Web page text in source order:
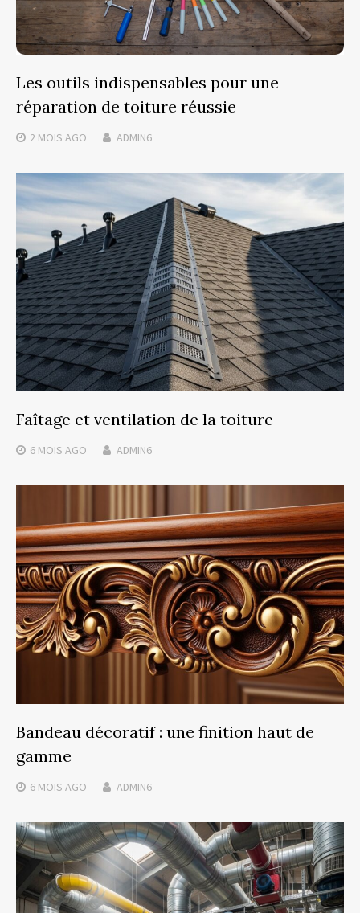
Les outils indispensables pour une
réparation de toiture réussie
2 MOIS AGO ADMIN6
Faîtage et ventilation de la toiture
6 MOIS AGO ADMIN6
Bandeau décoratif : une finition haut de
gamme
6 MOIS AGO ADMIN6